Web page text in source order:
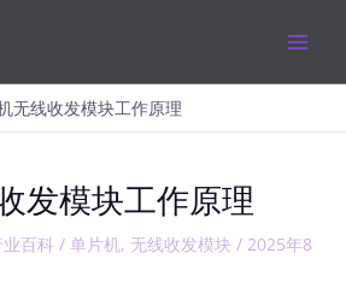
无线收发模块工作原理
发模块工作原理
百科 /单片机, 无线收发模块 /2025年8